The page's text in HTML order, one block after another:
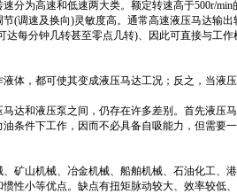
为高速和低速两大类。额定转速高于500r/
(调速及换向)灵敏度高。通常高速液压马达
每分钟几转甚至零点几转)、因此可直接与
体，都可使其变成液压马达工况；反之，当
达和液压泵之间，仍存在许多差别。首先液
条件下工作，因而不必具备自吸能力，但需
矿山机械、冶金机械、船舶机械、石油化工、港
性小等优点。缺点有扭矩脉动较大、效率较低